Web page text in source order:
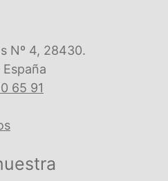
Nº 4, 28430.
65 91